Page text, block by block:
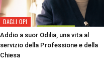
DAGLI OPI
Addio a suor Odilia, una vita al
servizio della Professione e della
Chiesa